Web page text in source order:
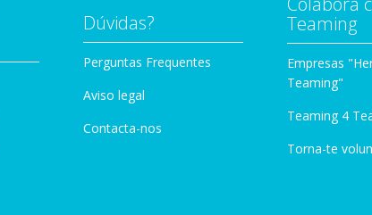
Dúvidas?
Perguntas Frequentes
Aviso legal
Contacta-nos
Teaming
Empresas
Teaming"
Teaming 4
Torna-te